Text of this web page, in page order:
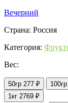
Вечерний
Страна: Россия
Категория:
Вес:
50гр 277 ₽ 100гр
1кг 2769 ₽